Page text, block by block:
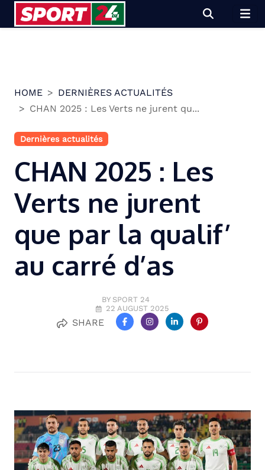
HOME
DERNIÈRES ACTUALITÉS
CHAN 2025 : Les Verts ne jurent qu...
Dernières actualités
CHAN 2025 : Les
Verts ne jurent
que par la qualif’
au carré d’as
BY SPORT 24
22 AUGUST 2025
SHARE